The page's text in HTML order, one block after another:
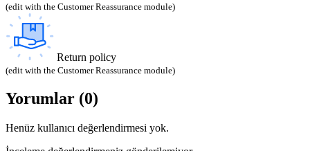
(edit with the Customer Reassurance module)
Return policy
(edit with the Customer Reassurance module)
Yorumlar (0)
Henüz kullanıcı değerlendirmesi yok.